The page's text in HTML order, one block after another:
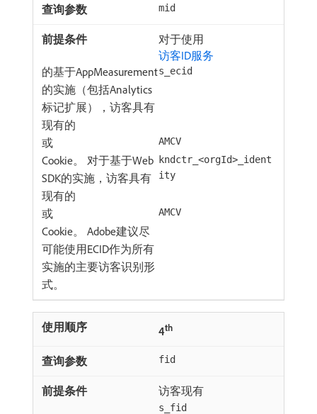
mid
对于使用
访客ID服务
的基于AppMeasurement
的实施（包括Analytics
标记扩展），访客具有
现有的
s_ecid
或 AMCV
Cookie。 对于基于Web
SDK的实施，访客具有
现有的
kndctr_<orgId>_ident
ity
或 AMCV
Cookie。 Adobe建议尽
可能使用ECID作为所有
实施的主要访客识别形
式。
4th
fid
访客现有
s_fid